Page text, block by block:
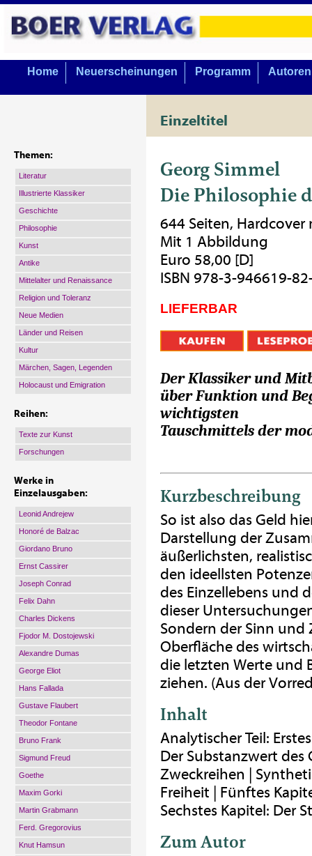
Home Neuerscheinungen Programm Autoren
Einzeltitel
Themen:
Literatur
Illustrierte Klassiker
Geschichte
Philosophie
Kunst
Antike
Mittelalter und Renaissance
Religion und Toleranz
Neue Medien
Länder und Reisen
Kultur
Märchen, Sagen, Legenden
Holocaust und Emigration
Reihen:
Texte zur Kunst
Forschungen
Werke in
Einzelausgaben:
Leonid Andrejew
Honoré de Balzac
Giordano Bruno
Ernst Cassirer
Joseph Conrad
Felix Dahn
Charles Dickens
Fjodor M. Dostojewski
Alexandre Dumas
George Eliot
Hans Fallada
Gustave Flaubert
Theodor Fontane
Bruno Frank
Sigmund Freud
Goethe
Maxim Gorki
Martin Grabmann
Ferd. Gregorovius
Knut Hamsun
Georg Simmel
Die Philosophie
644 Seiten,
Mit 1 Abbildung
Euro 58,00 [D]
ISBN 978-3-946619-
LIEFERBAR
Der Klassiker und
über Funktion und
wichtigsten
Tauschmittels der
Kurzbeschreibung
So ist also das Geld
Darstellung der
äußerlichsten,
den ideellsten
des Einzellebens und
dieser
Sondern der Sinn und
Oberfläche des
die letzten Werte und
ziehen. (Aus der
Inhalt
Analytischer Teil:
Der Substanzwert des
Zweckreihen |
Freiheit | Fünftes
Sechstes Kapitel: Der
Zum Autor